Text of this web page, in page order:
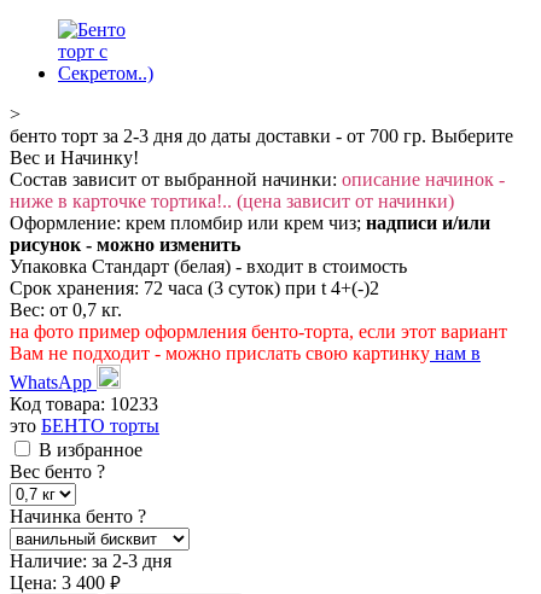
>
бенто торт за 2-3 дня до даты доставки - от 700 гр. Выберите
Вес и Начинку!
Состав зависит от выбранной начинки: описание начинок -
ниже в карточке тортика!.. (цена зависит от начинки)
Оформление: крем пломбир или крем чиз; надписи и/или
рисунок - можно изменить
Упаковка Стандарт (белая) - входит в стоимость
Срок хранения: 72 часа (3 суток) при t 4+(-)2
Вес: от 0,7 кг.
на фото пример оформления бенто-торта, если этот вариант
Вам не подходит - можно прислать свою картинку нам в
WhatsApp
Код товара: 10233
это БЕНТО торты
В избранное
Вес бенто ?
Начинка бенто ?
Наличие: за 2-3 дня
Цена: 3 400 руб.